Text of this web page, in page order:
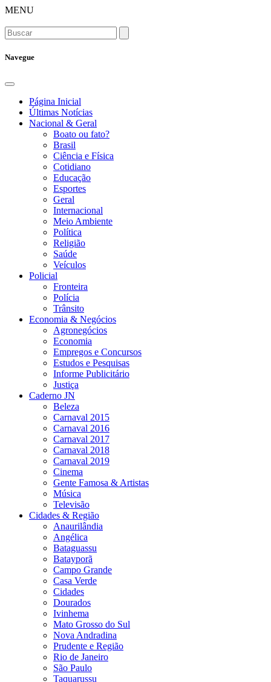
MENU
Navegue
Página Inicial
Últimas Notícias
Nacional & Geral
Boato ou fato?
Brasil
Ciência e Física
Cotidiano
Educação
Esportes
Geral
Internacional
Meio Ambiente
Política
Religião
Saúde
Veículos
Policial
Fronteira
Polícia
Trânsito
Economia & Negócios
Agronegócios
Economia
Empregos e Concursos
Estudos e Pesquisas
Informe Publicitário
Justiça
Caderno JN
Beleza
Carnaval 2015
Carnaval 2016
Carnaval 2017
Carnaval 2018
Carnaval 2019
Cinema
Gente Famosa & Artistas
Música
Televisão
Cidades & Região
Anaurilândia
Angélica
Bataguassu
Batayporã
Campo Grande
Casa Verde
Cidades
Dourados
Ivinhema
Mato Grosso do Sul
Nova Andradina
Prudente e Região
Rio de Janeiro
São Paulo
Taquarussu